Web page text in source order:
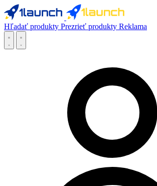
Hľadať produkty Prezrieť produkty Reklama